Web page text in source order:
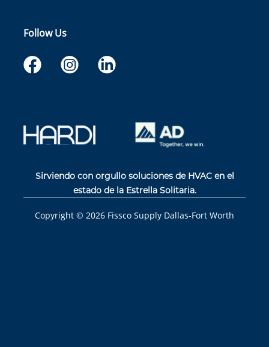
Follow Us
Sirviendo con orgullo soluciones de HVAC en el
estado de la Estrella Solitaria.
Copyright © 2026 Fissco Supply Dallas-Fort Worth